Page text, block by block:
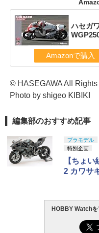
ハセガ
Amazonで購入
© HASEGAWA All
Photo by shigeo KIBIKI
編集部のおすすめ記事
プラモデル
特別企画
【ちょ
2 カワサ
HOBBY Watch